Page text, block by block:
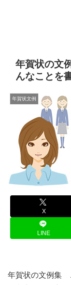
年賀状の文
んなことを
年賀状文例
X
LINE
年賀状の文例集